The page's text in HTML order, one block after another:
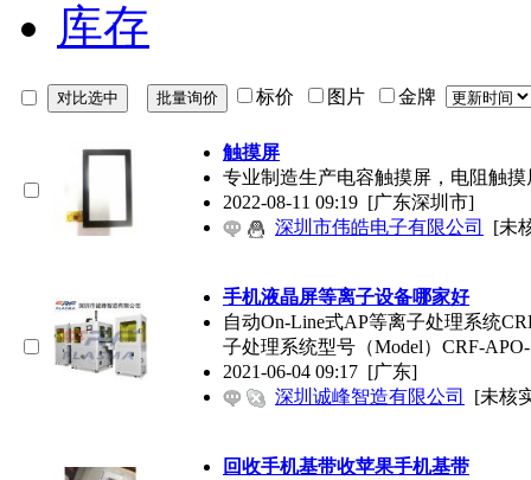
库存
标价 图片 金牌
触摸屏
专业制造生产电容触摸屏，电阻触
2022-08-11 09:19 [广东深圳市]
深圳市伟皓电子有限公司
[未
手机液晶屏等离子设备哪家好
自动On-Line式AP等离子处理系统
子处理系统型号（Model）CRF-APO-
2021-06-04 09:17 [广东]
深圳诚峰智造有限公司
[未核
回收手机基带收苹果手机基带